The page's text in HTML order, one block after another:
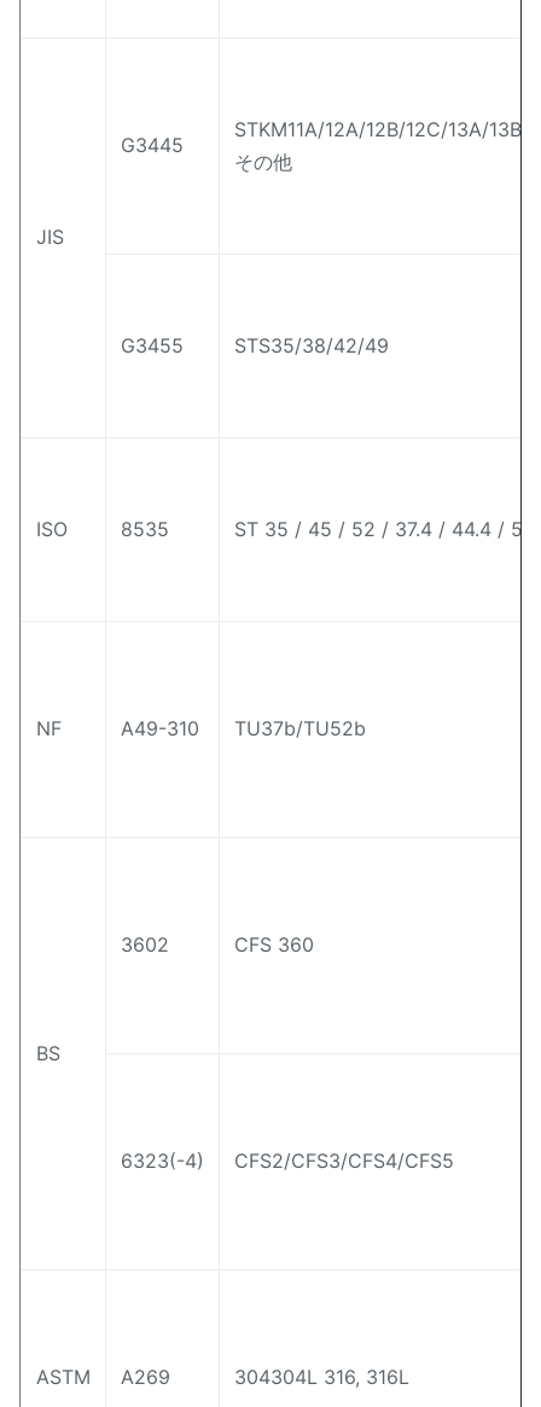
JIS
G3445
STKM11A/12A/12B/12C/13A/13B/
その他
G3455 STS35/38/42/49
ISO 8535 ST 35 / 45 / 52 / 37.4 / 44.4 /
NF A49-310 TU37b/TU52b
BS
3602 CFS 360
6323(-4) CFS2/CFS3/CFS4/CFS5
ASTM A269 304304L 316, 316L